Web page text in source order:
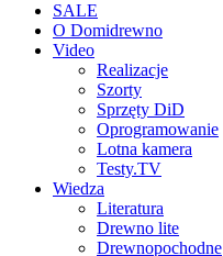
SALE
O Domidrewno
Video
Realizacje
Szorty
Sprzęty DiD
Oprogramowanie
Lotna kamera
Testy.TV
Wiedza
Literatura
Drewno lite
Drewnopochodne